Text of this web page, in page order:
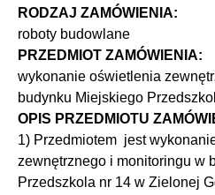
RODZAJ ZAMÓWIENIA:
roboty budowlane
PRZEDMIOT ZAMÓWIENIA:
wykonanie oświetlenia
budynku Miejskiego
OPIS PRZEDMIOTU
1) Przedmiotem jest
zewnętrznego i monitoringu w
Przedszkola nr 14 w Zielonej